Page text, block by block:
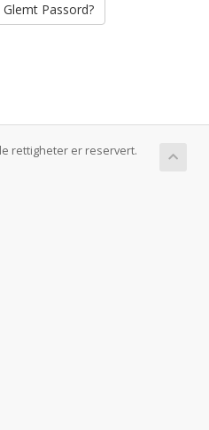
Glemt Passord?
rettigheter er reservert.